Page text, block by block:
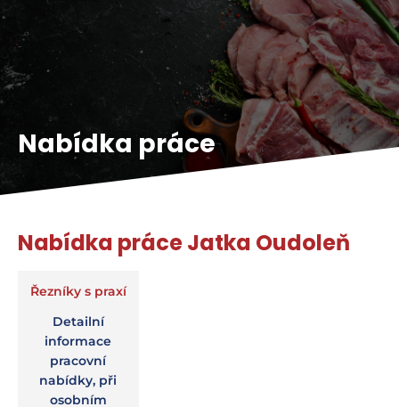
Nabídka práce
Nabídka práce Jatka Oudoleň
Řezníky s praxí
Detailní
informace
pracovní
nabídky, při
osobním